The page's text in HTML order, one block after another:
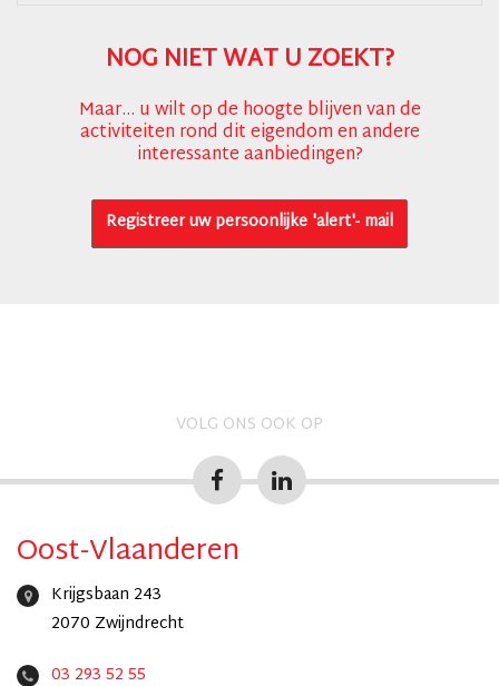
NOG NIET WAT U ZOEKT?
Maar... u wilt op de hoogte blijven van de
activiteiten rond dit eigendom en andere
interessante aanbiedingen?
Registreer uw persoonlijke 'alert'- mail
VOLG ONS OOK OP
Oost-Vlaanderen
Krijgsbaan 243
2070 Zwijndrecht
03 293 52 55